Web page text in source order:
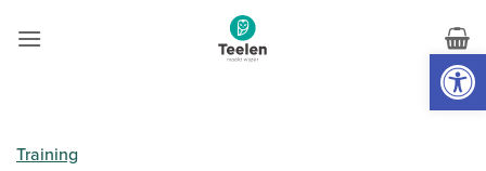
Training